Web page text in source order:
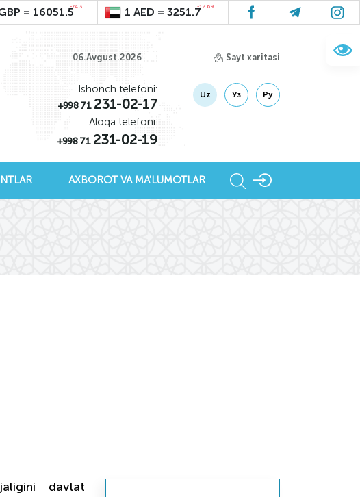
= 16051.5-74.3 1 AED = 3251.7-12.69
06.Avgust.2026 Sayt xaritasi
Ishonch telefoni:
+998 71231-02-17
Aloqa telefoni:
+998 71231-02-19
Uz Уз Ру
AXBOROT VA MA'LUMOTLAR
davlat